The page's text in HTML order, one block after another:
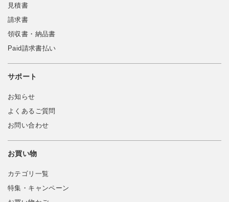
見積書
請求書
領収書・納品書
Paid請求書払い
サポート
お知らせ
よくあるご質問
お問い合わせ
お買い物
カテゴリ一覧
特集・キャンペーン